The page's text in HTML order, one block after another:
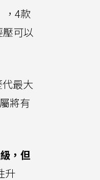
，4款
可以
最大
將有
，但
升